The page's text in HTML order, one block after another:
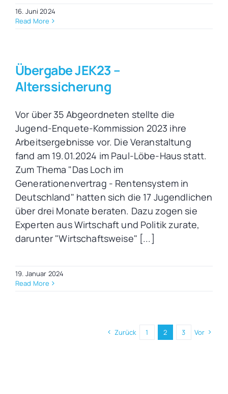
16. Juni 2024
Read More
Übergabe JEK23 –
Alterssicherung
Vor über 35 Abgeordneten stellte die
Jugend-Enquete-Kommission 2023 ihre
Arbeitsergebnisse vor. Die Veranstaltung
fand am 19.01.2024 im Paul-Löbe-Haus statt.
Zum Thema "Das Loch im
Generationenvertrag - Rentensystem in
Deutschland" hatten sich die 17 Jugendlichen
über drei Monate beraten. Dazu zogen sie
Experten aus Wirtschaft und Politik zurate,
darunter "Wirtschaftsweise" [...]
19. Januar 2024
Read More
Zurück 1 2 3 Vor